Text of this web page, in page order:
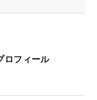
ロフィール